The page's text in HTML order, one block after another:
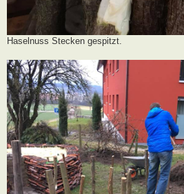
Haselnuss Stecken gespitzt.